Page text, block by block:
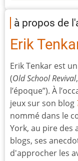
à propos de
Erik
Erik Tenkar est
(Old School Revival
l’époque”). À
jeux sur son blog
nommé dans le
York, au pire des
blogs, ses
d'approcher les